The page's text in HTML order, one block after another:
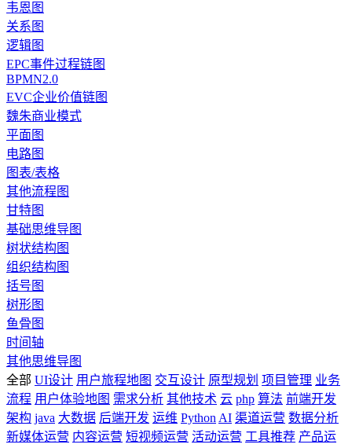
韦恩图
关系图
逻辑图
EPC事件过程链图
BPMN2.0
EVC企业价值链图
魏朱商业模式
平面图
电路图
图表/表格
其他流程图
甘特图
基础思维导图
树状结构图
组织结构图
括号图
树形图
鱼骨图
时间轴
其他思维导图
全部 UI设计 用户旅程地图 交互设计 原型规划 项目管理 业务
流程 用户体验地图 需求分析 其他技术 云 php 算法 前端开发
架构 java 大数据 后端开发 运维 Python AI 渠道运营 数据分析
新媒体运营 内容运营 短视频运营 活动运营 工具推荐 产品运